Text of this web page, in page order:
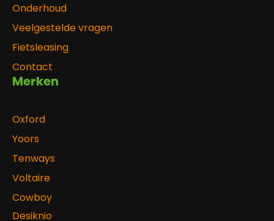
Onderhoud
Veelgestelde vragen
Fietsleasing
Contact
Merken
Oxford
Yoors
Tenways
Voltaire
Cowboy
Desiknio